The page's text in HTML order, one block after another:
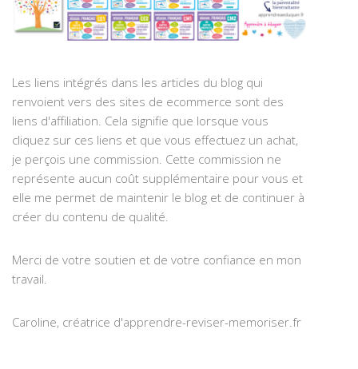
Les liens intégrés dans les articles du blog qui
renvoient vers des sites de ecommerce sont des
liens d'affiliation. Cela signifie que lorsque vous
cliquez sur ces liens et que vous effectuez un achat,
je perçois une commission. Cette commission ne
représente aucun coût supplémentaire pour vous et
elle me permet de maintenir le blog et de continuer à
créer du contenu de qualité.
Merci de votre soutien et de votre confiance en mon
travail.
Caroline, créatrice d'apprendre-reviser-memoriser.fr